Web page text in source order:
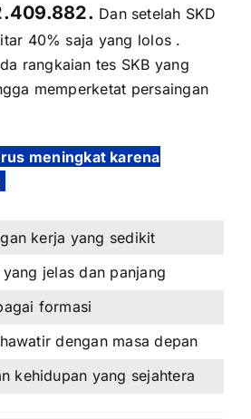
Dan setelah SKD
40% saja yang lolos .
rangkaian tes SKB yang
memperketat persaingan
meningkat karena
kerja yang sedikit
jelas dan panjang
formasi
dengan masa depan
kehidupan yang sejahtera